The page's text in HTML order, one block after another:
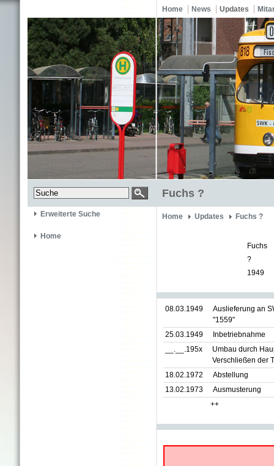
Home News Updates
Fuchs ?
Erweiterte Suche
Home
Home Updates Fuchs ?
Fuchs
?
1949
08.03.1949
Auslieferung an
"1559"
25.03.1949
Inbetriebnahme
__.__.195x
Umbau durch
Verschließen der
18.02.1972
Abstellung
13.02.1973
Ausmusterung
++